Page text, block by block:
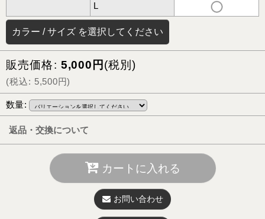
L
カラー / サイズ を選択してください
販売価格: 5,000 円 (税別)
(税込: 5,500円)
数量:
返品・交換について
カートに入れる
お問い合わせ